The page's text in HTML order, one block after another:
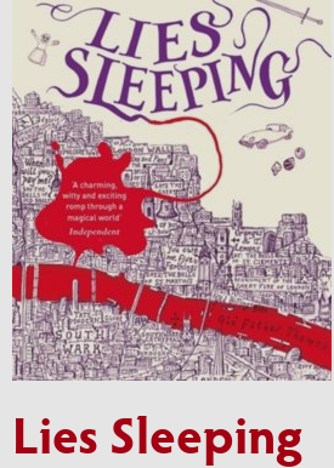
Lies Sleeping